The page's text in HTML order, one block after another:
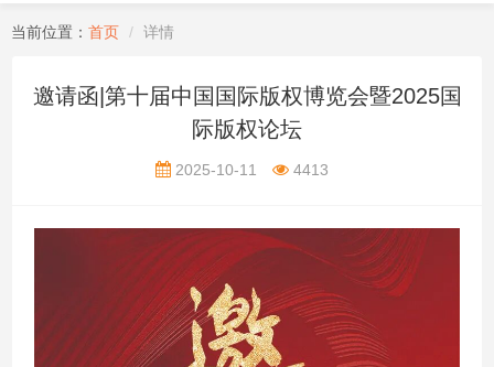
当前位置： 首页 详情
邀请函|第十届中国国际版权博览会暨2025国
际版权论坛
2025-10-11 4413